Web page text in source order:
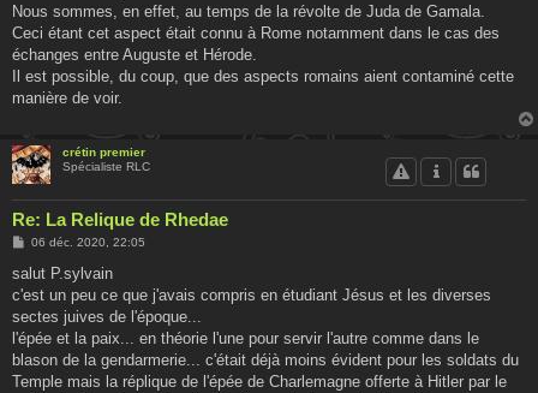
Nous sommes, en effet, au temps de la révolte de Juda de Gamala.
Ceci étant cet aspect était connu à Rome notamment dans le cas des
échanges entre Auguste et Hérode.
Il est possible, du coup, que des aspects romains aient contaminé cette
manière de voir.
crétin premier
Spécialiste RLC
Re: La Relique de Rhedae
M
s
a
g
06 déc. 2020, 22:05
salut P.sylvain
c'est un peu ce que j'avais compris en étudiant Jésus et les diverses
sectes juives de l'époque...
l'épée et la paix... en théorie l'une pour servir l'autre comme dans le
blason de la gendarmerie... c'était déjà moins évident pour les soldats du
Temple mais la réplique de l'épée de Charlemagne offerte à Hitler par le